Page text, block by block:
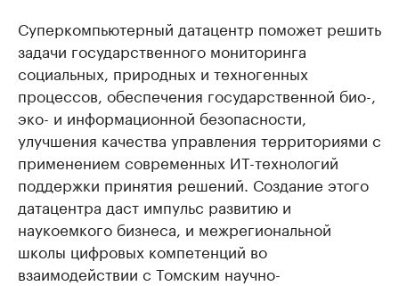
Суперкомпьютерный датацентр поможет решить
задачи государственного мониторинга
социальных, природных и техногенных
процессов, обеспечения государственной био-,
эко- и информационной безопасности,
улучшения качества управления территориями с
применением современных ИТ-технологий
поддержки принятия решений. Создание этого
датацентра даст импульс развитию и
наукоемкого бизнеса, и межрегиональной
школы цифровых компетенций во
взаимодействии с Томским научно-